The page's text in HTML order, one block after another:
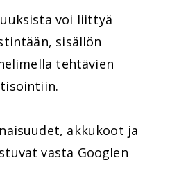
voi liittyä
sisällön
tehtävien
akkukoot ja
vasta Googlen